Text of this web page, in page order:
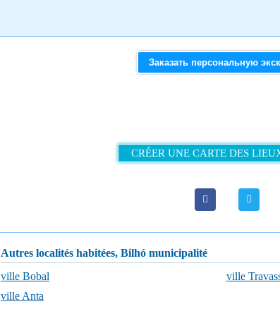
Заказать персональную
CRÉER UNE CARTE DES
Autres localités habitées, Bilhó municipalité
ville Bobal
ville
ville Anta